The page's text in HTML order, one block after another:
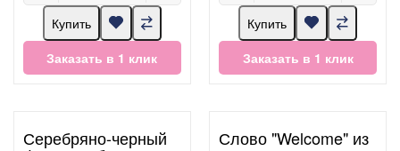
Купить
Заказать в 1 клик
Купить
Заказать в 1 клик
Серебряно-черный Слово "Welcome" из